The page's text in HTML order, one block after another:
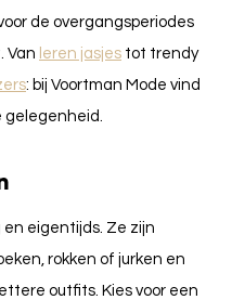
de overgangsperiodes
Van leren jasjes tot trendy
: bij Voortman Mode vind
gelegenheid.
eigentijds. Ze zijn
rokken of jurken en
outfits. Kies voor een